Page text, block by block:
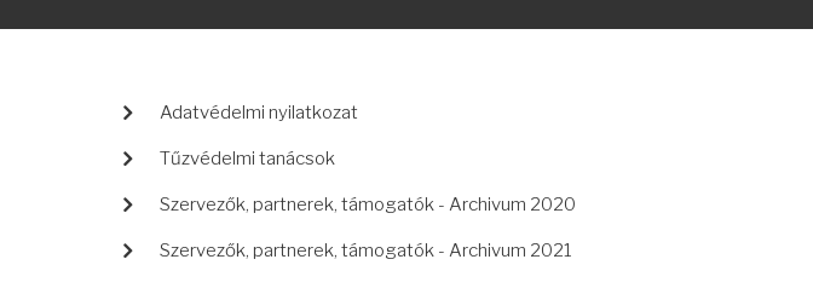
LÁBLÉC
Adatvédelmi nyilatkozat
Tűzvédelmi tanácsok
Szervezők, partnerek, támogatók - Archivum 2020
Szervezők, partnerek, támogatók - Archivum 2021